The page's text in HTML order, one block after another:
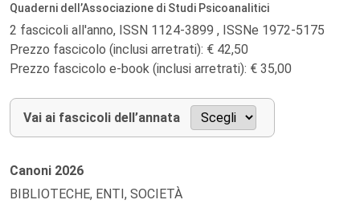
Quaderni dell’Associazione di Studi Psicoanalitici
2 fascicoli all'anno, ISSN 1124-3899 , ISSNe 1972-5175
Prezzo fascicolo (inclusi arretrati): € 42,50
Prezzo fascicolo e-book (inclusi arretrati): € 35,00
Vai ai fascicoli dell’annata
Canoni 2026
BIBLIOTECHE, ENTI, SOCIETÀ